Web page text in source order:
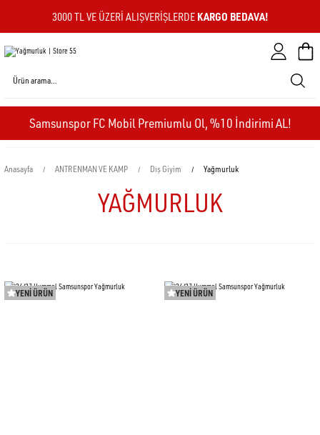
3000 TL VE ÜZERI ALIŞVERIŞLERDE KARGO BEDAVA!
Samsunspor FC Mobil Premiumlu Ol, %10 İndirimi AL!
Anasayfa ANTRENMAN VE KAMP Dış Giyim Yağmurluk
YAĞMURLUK
YENİ ÜRÜN YENİ ÜRÜN